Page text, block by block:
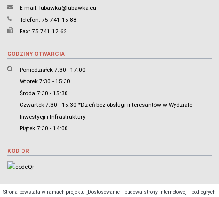
E-mail: lubawka@lubawka.eu
Telefon: 75 741 15 88
Fax: 75 741 12 62
GODZINY OTWARCIA
Poniedziałek 7:30 - 17:00
Wtorek 7:30 - 15:30
Środa 7:30 - 15:30
Czwartek 7:30 - 15:30 *Dzień bez obsługi interesantów w Wydziale
Inwestycji i Infrastruktury
Piątek 7:30 - 14:00
KOD QR
Strona powstała w ramach projektu „Dostosowanie i budowa strony internetowej i podległych